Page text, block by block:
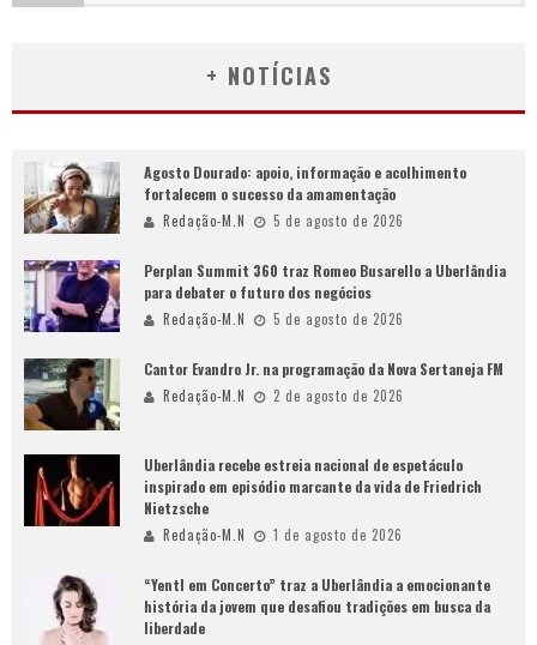
+ NOTÍCIAS
Agosto Dourado: apoio, informação e acolhimento
fortalecem o sucesso da amamentação
Redação-M.N 5 de agosto de 2026
Perplan Summit 360 traz Romeo Busarello a Uberlândia
para debater o futuro dos negócios
Redação-M.N 5 de agosto de 2026
Cantor Evandro Jr. na programação da Nova Sertaneja FM
Redação-M.N 2 de agosto de 2026
Uberlândia recebe estreia nacional de espetáculo
inspirado em episódio marcante da vida de Friedrich
Nietzsche
Redação-M.N 1 de agosto de 2026
“Yentl em Concerto” traz a Uberlândia a emocionante
história da jovem que desafiou tradições em busca da
liberdade